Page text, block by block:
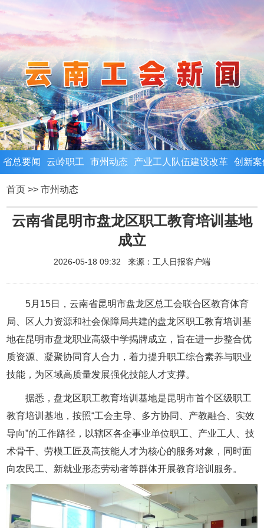
省总要闻 云岭职工 市州动态 产业工人队伍建设改革 创新案
首页 >>市州动态
云南省昆明市盘龙区职工教育培训基地
成立
2026-05-18 09:32 来源： 工人日报客户端
5月15日，云南省昆明市盘龙区总工会联合区教育体育
局、区人力资源和社会保障局共建的盘龙区职工教育培训基
地在昆明市盘龙职业高级中学揭牌成立，旨在进一步整合优
质资源、凝聚协同育人合力，着力提升职工综合素养与职业
技能，为区域高质量发展强化技能人才支撑。
据悉，盘龙区职工教育培训基地是昆明市首个区级职工
教育培训基地，按照“工会主导、多方协同、产教融合、实效
导向”的工作路径，以辖区各企事业单位职工、产业工人、技
术骨干、劳模工匠及高技能人才为核心的服务对象，同时面
向农民工、新就业形态劳动者等群体开展教育培训服务。